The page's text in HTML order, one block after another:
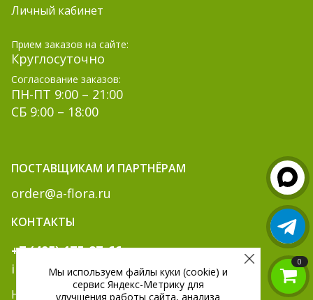
Личный кабинет
Прием заказов на сайте:
Круглосуточно
Согласование заказов:
ПН-ПТ 9:00 – 21:00
СБ 9:00 – 18:00
ПОСТАВЩИКАМ И ПАРТНЁРАМ
order@a-flora.ru
КОНТАКТЫ
+7 (495) 175-87-66
info@a-flora.ru
Написать нам:
0
Мы используем файлы куки (cookie) и
сервис Яндекс-Метрику для
улучшения работы сайта, анализа